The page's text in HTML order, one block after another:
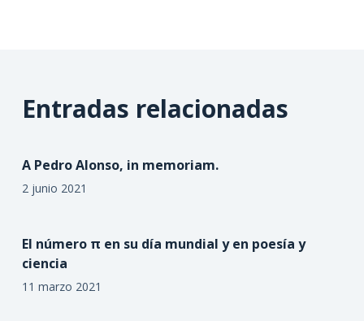
Entradas relacionadas
A Pedro Alonso, in memoriam.
2 junio 2021
El número π en su día mundial y en poesía y
ciencia
11 marzo 2021